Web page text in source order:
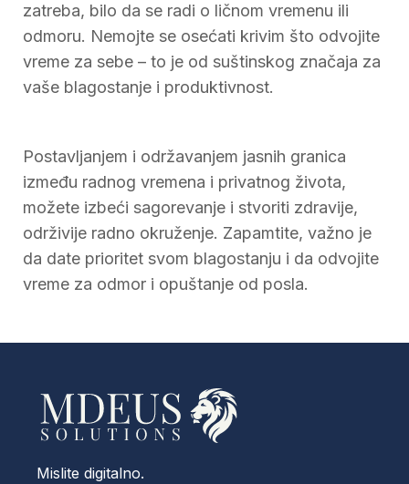
zatreba, bilo da se radi o ličnom vremenu ili
odmoru. Nemojte se osećati krivim što odvojite
vreme za sebe – to je od suštinskog značaja za
vaše blagostanje i produktivnost.
Postavljanjem i održavanjem jasnih granica
između radnog vremena i privatnog života,
možete izbeći sagorevanje i stvoriti zdravije,
održivije radno okruženje. Zapamtite, važno je
da date prioritet svom blagostanju i da odvojite
vreme za odmor i opuštanje od posla.
Mislite digitalno.